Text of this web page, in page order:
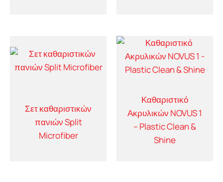
Σετ καθαριστικών
πανιών Split
Microfiber
Καθαριστικό
Ακρυλικών NOVUS 1
– Plastic Clean &
Shine